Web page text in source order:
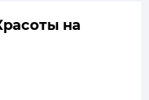
на